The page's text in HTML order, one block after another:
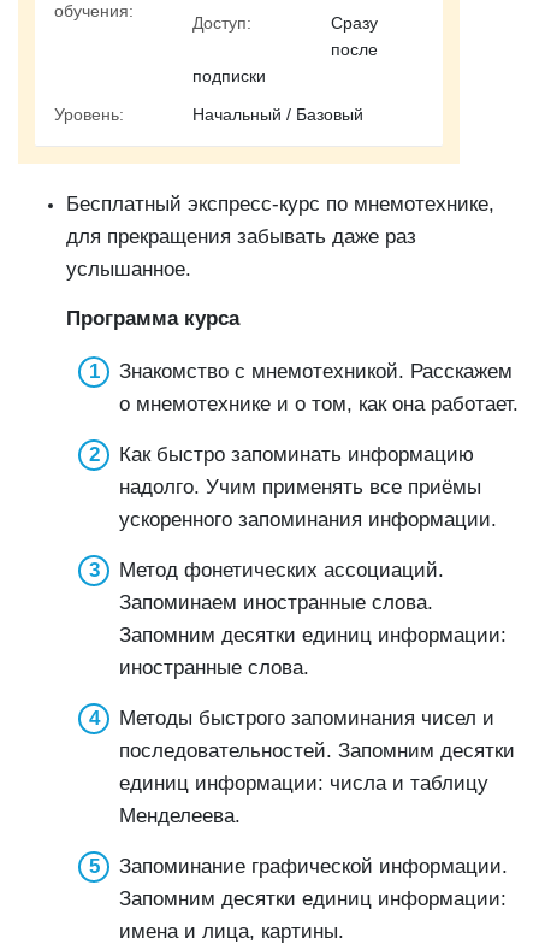
обучения:
Доступ:
Сразу
после
подписки
Уровень:
Начальный / Базовый
Бесплатный экспресс-курс по мнемотехнике,
для прекращения забывать даже раз
услышанное.
Программа курса
Знакомство с мнемотехникой. Расскажем
о мнемотехнике и о том, как она работает.
Как быстро запоминать информацию
надолго. Учим применять все приёмы
ускоренного запоминания информации.
Метод фонетических ассоциаций.
Запоминаем иностранные слова.
Запомним десятки единиц информации:
иностранные слова.
Методы быстрого запоминания чисел и
последовательностей. Запомним десятки
единиц информации: числа и таблицу
Менделеева.
Запоминание графической информации.
Запомним десятки единиц информации:
имена и лица, картины.